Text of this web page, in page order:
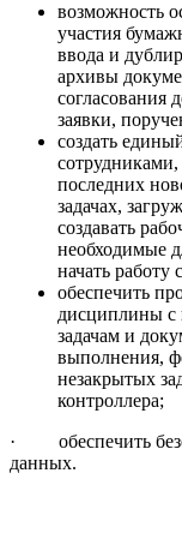
возможность
участия
ввода и
архивы
согласования
заявки,
создать
последних
задачах,
создавать
необходимые
начать работу
обеспечить
дисциплины с
задачам и
выполнения,
незакрытых
контроллера;
· обеспечить
данных.